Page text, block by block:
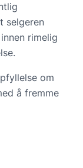
selgeren
rimelig
om
å fremme